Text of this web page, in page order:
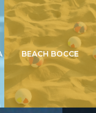
BEACH BOCCE